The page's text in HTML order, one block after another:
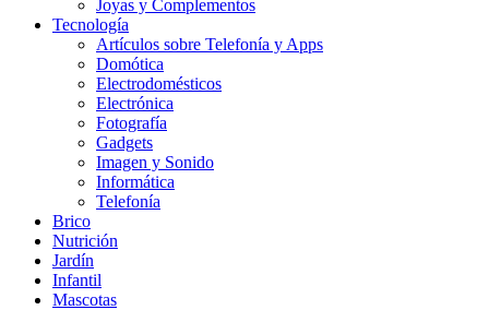
Joyas y Complementos
Tecnología
Artículos sobre Telefonía y Apps
Domótica
Electrodomésticos
Electrónica
Fotografía
Gadgets
Imagen y Sonido
Informática
Telefonía
Brico
Nutrición
Jardín
Infantil
Mascotas